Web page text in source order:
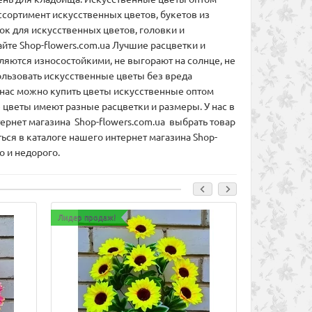
искусственных цветов, букетов из
для искусственных цветов, головки и
Shop-flowers.com.ua Лучшие расцветки и
износостойкими, не выгорают на солнце, не
искусственные цветы без вреда
можно купить цветы искусственные оптом
имеют разные расцветки и размеры. У нас в
магазина Shop-flowers.com.ua выбрать товар
в каталоге нашего интернет магазина Shop-
и недорого.
Лидер продаж! Лидер